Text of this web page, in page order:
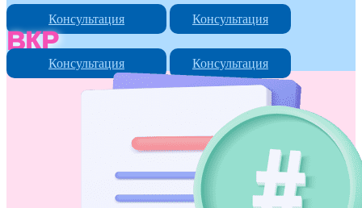
Консультация
Консультация
ВКР
Консультация Консультация